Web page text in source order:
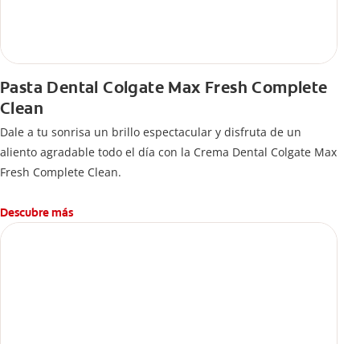
Pasta Dental Colgate Max Fresh Complete
Clean
Dale a tu sonrisa un brillo espectacular y disfruta de un
aliento agradable todo el día con la Crema Dental Colgate Max
Fresh Complete Clean.
Descubre más